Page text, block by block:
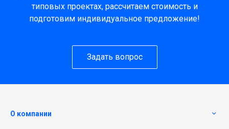
типовых проектах, рассчитаем стоимость и
подготовим индивидуальное предложение!
Задать вопрос
О компании